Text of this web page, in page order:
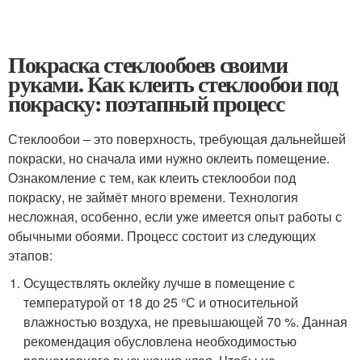
Покраска стеклообоев своими
руками. Как клеить стеклообои под
покраску: поэтапный процесс
Стеклообои – это поверхность, требующая дальнейшей
покраски, но сначала ими нужно оклеить помещение.
Ознакомление с тем, как клеить стеклообои под
покраску, не займёт много времени. Технология
несложная, особенно, если уже имеется опыт работы с
обычными обоями. Процесс состоит из следующих
этапов:
Осуществлять оклейку лучше в помещение с
температурой от 18 до 25 °С и относительной
влажностью воздуха, не превышающей 70 %. Данная
рекомендация обусловлена необходимостью